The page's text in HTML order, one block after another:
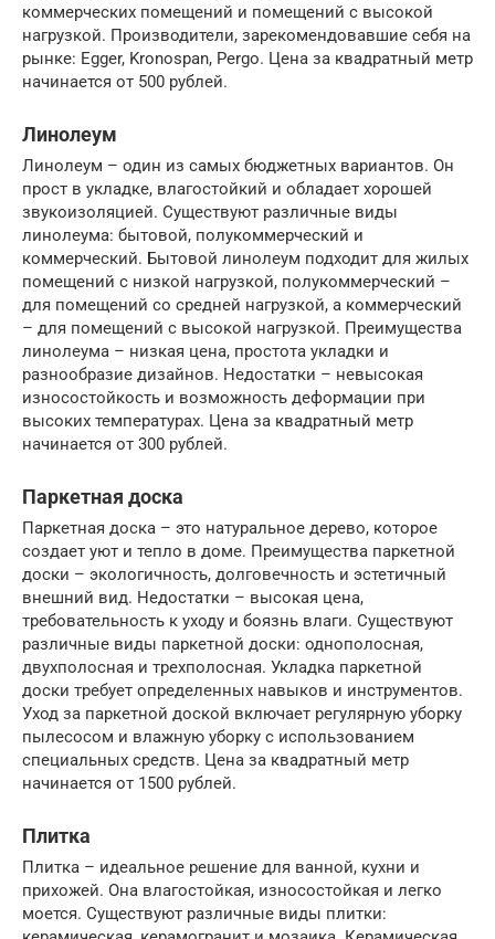
коммерческих помещений и помещений с высокой
нагрузкой. Производители, зарекомендовавшие себя на
рынке: Egger, Kronospan, Pergo. Цена за квадратный метр
начинается от 500 рублей.
Линолеум
Линолеум – один из самых бюджетных вариантов. Он
прост в укладке, влагостойкий и обладает хорошей
звукоизоляцией. Существуют различные виды
линолеума: бытовой, полукоммерческий и
коммерческий. Бытовой линолеум подходит для жилых
помещений с низкой нагрузкой, полукоммерческий –
для помещений со средней нагрузкой, а коммерческий
– для помещений с высокой нагрузкой. Преимущества
линолеума – низкая цена, простота укладки и
разнообразие дизайнов. Недостатки – невысокая
износостойкость и возможность деформации при
высоких температурах. Цена за квадратный метр
начинается от 300 рублей.
Паркетная доска
Паркетная доска – это натуральное дерево, которое
создает уют и тепло в доме. Преимущества паркетной
доски – экологичность, долговечность и эстетичный
внешний вид. Недостатки – высокая цена,
требовательность к уходу и боязнь влаги. Существуют
различные виды паркетной доски: однополосная,
двухполосная и трехполосная. Укладка паркетной
доски требует определенных навыков и инструментов.
Уход за паркетной доской включает регулярную уборку
пылесосом и влажную уборку с использованием
специальных средств. Цена за квадратный метр
начинается от 1500 рублей.
Плитка
Плитка – идеальное решение для ванной, кухни и
прихожей. Она влагостойкая, износостойкая и легко
моется. Существуют различные виды плитки: